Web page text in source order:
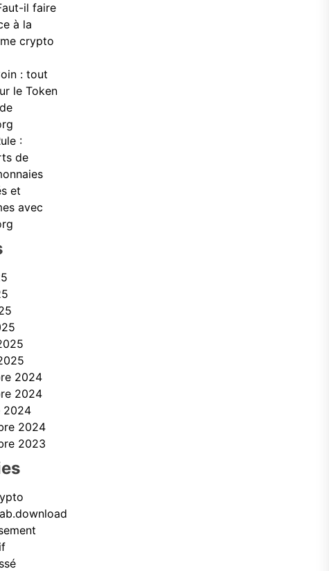
il faire
à la
crypto
: tout
le Token
:
de
et
avec
2024
2024
2024
2024
2023